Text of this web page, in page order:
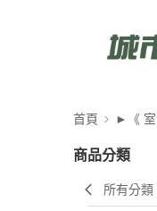
首頁 ►《 室
商品分類
所有分類